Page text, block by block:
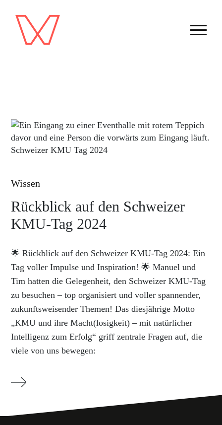
Wissen
Rückblick auf den Schweizer
KMU-Tag 2024
🌟 Rückblick auf den Schweizer KMU-Tag 2024: Ein
Tag voller Impulse und Inspiration! 🌟 Manuel und
Tim hatten die Gelegenheit, den Schweizer KMU-Tag
zu besuchen – top organisiert und voller spannender,
zukunftsweisender Themen! Das diesjährige Motto
„KMU und ihre Macht(losigkeit) – mit natürlicher
Intelligenz zum Erfolg“ griff zentrale Fragen auf, die
viele von uns bewegen: